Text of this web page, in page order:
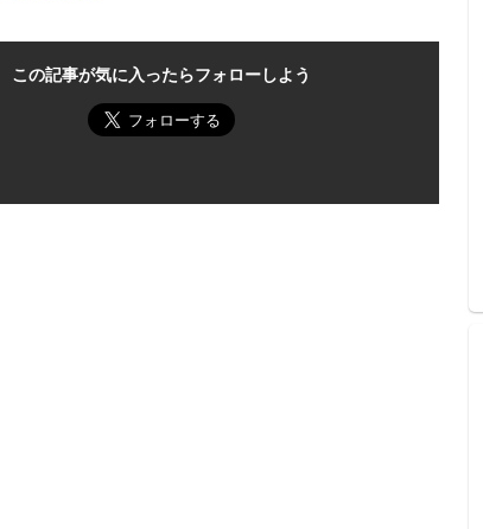
この記事が気に入ったらフォローしよう